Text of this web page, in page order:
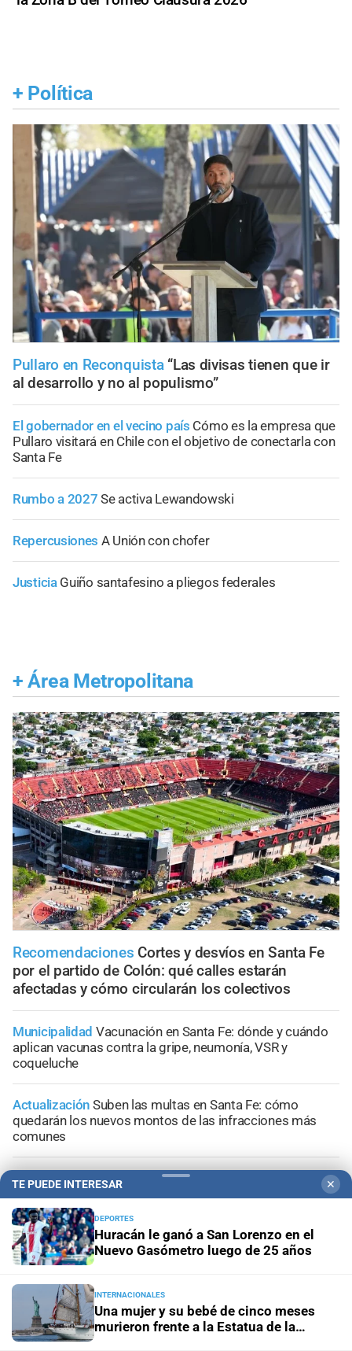
+ Política
Pullaro en Reconquista “Las divisas tienen que ir
al desarrollo y no al populismo”
El gobernador en el vecino país Cómo es la empresa que
Pullaro visitará en Chile con el objetivo de conectarla con
Santa Fe
Rumbo a 2027 Se activa Lewandowski
Repercusiones A Unión con chofer
Justicia Guiño santafesino a pliegos federales
+ Área Metropolitana
Recomendaciones Cortes y desvíos en Santa Fe
por el partido de Colón: qué calles estarán
afectadas y cómo circularán los colectivos
Municipalidad Vacunación en Santa Fe: dónde y cuándo
aplican vacunas contra la gripe, neumonía, VSR y
coqueluche
Actualización Suben las multas en Santa Fe: cómo
quedarán los nuevos montos de las infracciones más
comunes
PronósticoDomingo frío y con cielo mayormente
Santa Fe ciudadEsmeralda Este II: la Villa Suramericana
que después de los Juegos será hogar de 346 familias
TE PUEDE INTERESAR ✕
DEPORTES
Huracán le ganó a San Lorenzo en el
Nuevo Gasómetro luego de 25 años
INTERNACIONALES
Una mujer y su bebé de cinco meses
murieron frente a la Estatua de la